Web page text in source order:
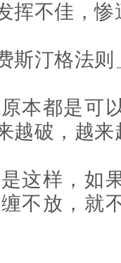
挥不佳，惨
汀格法则
都是可
越破，越来
样，如
不放，就